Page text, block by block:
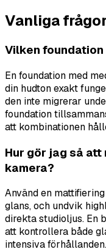
Vanliga
Vilken
En foundation med
din hudton exakt
den inte migrerar
foundation
att kombinationen
Hur gör jag så
kamera?
Använd en
glans, och undvik
direkta studioljus. En
att kontrollera både
intensiva förhållanden.